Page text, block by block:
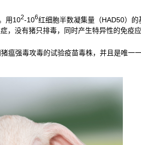
用102-106红细胞半数凝集量（HAD50）
没有猪只排毒，同时产生特异性的免疫
瘟强毒攻毒的试验疫苗毒株，并且是唯一